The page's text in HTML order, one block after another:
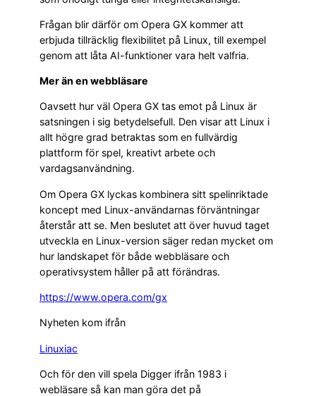
Frågan blir därför om Opera GX kommer att
erbjuda tillräcklig flexibilitet på Linux, till exempel
genom att låta AI-funktioner vara helt valfria.
Mer än en webbläsare
Oavsett hur väl Opera GX tas emot på Linux är
satsningen i sig betydelsefull. Den visar att Linux i
allt högre grad betraktas som en fullvärdig
plattform för spel, kreativt arbete och
vardagsanvändning.
Om Opera GX lyckas kombinera sitt spelinriktade
koncept med Linux-användarnas förväntningar
återstår att se. Men beslutet att över huvud taget
utveckla en Linux-version säger redan mycket om
hur landskapet för både webbläsare och
operativsystem håller på att förändras.
https://www.opera.com/gx
Nyheten kom ifrån
Linuxiac
Och för den vill spela Digger ifrån 1983 i
webläsare så kan man göra det på